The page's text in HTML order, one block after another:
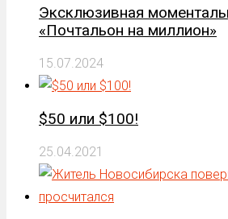
Эксклюзивная
«Почтальон на миллион»
15.07.2024
$50 или $100!
25.04.2021